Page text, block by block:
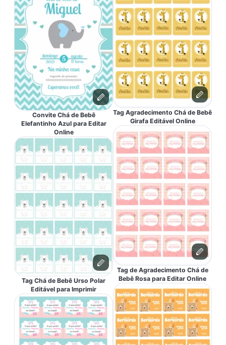
Convite Chá de Bebê
Elefantinho Azul para Editar
Online
Tag Chá de Bebê Urso Polar
Editável para Imprimir
Tag Agradecimento Chá de Bebê
Girafa Editável Online
Tag de Agradecimento Chá de
Bebê Rosa para Editar Online